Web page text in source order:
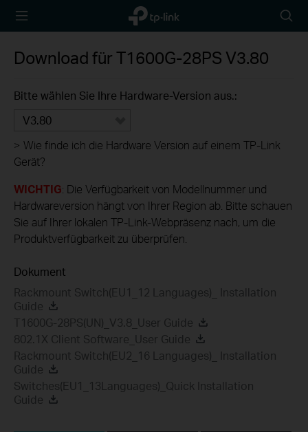
TP-Link,
Reliably
icon
Download fürT1600G-28PS V3.80
Bitte wählen Sie Ihre Hardware-Version aus.:
V3.80
> Wie finde ich die Hardware Version auf einem TP-Link
Gerät?
WICHTIG: Die Verfügbarkeit von Modellnummer und
Hardwareversion hängt von Ihrer Region ab. Bitte schauen
Sie auf Ihrer lokalen TP-Link-Webpräsenz nach, um die
Produktverfügbarkeit zu überprüfen.
Dokument
Rackmount Switch(EU1_12 Languages)_ Installation
Guide
T1600G-28PS(UN)_V3.8_User Guide
802.1X Client Software_User Guide
Rackmount Switch(EU2_16 Languages)_ Installation
Guide
Switches(EU1_13Languages)_Quick Installation
Guide